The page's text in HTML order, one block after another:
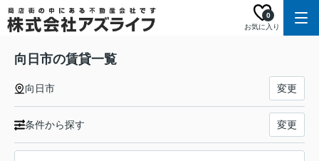
お気に入り
0
向日市の賃貸一覧
向日市 変更
条件から探す 変更